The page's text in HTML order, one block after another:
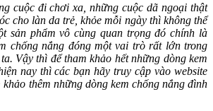
cuộc đi chơi xa, những cuộc dã ngoại thật
cho làn da trẻ, khỏe mỗi ngày thì không thể
sản phẩm vô cùng quan trọng đó chính là
chống nắng đóng một vai trò rất lớn trong
Vậy thì để tham khảo hết những dòng kem
nay thì các bạn hãy truy cập vào website
khảo thêm những dòng kem chống nắng đình